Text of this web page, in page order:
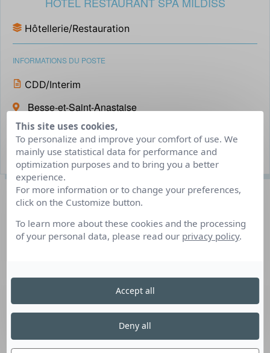
Hôtellerie/Restauration
INFORMATIONS DU POSTE
CDD/Interim
Besse-et-Saint-Anastaise
Du 01/06/2026 au 31/08/2026
1 ou 2 poste(s) à pourvoir
Description du poste
Nous recherchons une femme de chambre ou un homme
communs, contribuant ainsi à offrir une expérience
agréable à nos clients. Si vous êtes minutieux et aimez
travailler dans un environnement stimulant, ce poste est
fait pour vous, le salaire sera défini selon votre
This site uses cookies,
To personalize and improve your comfort of use. We
mainly use statistical data for performance and
optimization purposes and to bring you a better
experience.
For more information or to change your preferences,
click on the Customize button.
To learn more about these cookies and the processing
of your personal data, please read our privacy policy.
Deny all
Accept all